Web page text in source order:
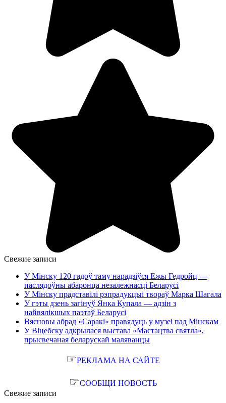
Свежие записи
У Мінску 120 гадоў таму нарадзіўся Ежы Гедройц —
паслядоўны абаронца незалежнасці Беларусі
У Мінску прадставілі рэпрадукцыі твораў Марка Шагала
У гэты дзень загінуў Янка Купала — адзін з
найвялікшых паэтаў Беларусі
Вясновы абрад «Саракі» правядуць у музеі пад Мінскам
У Віцебску адкрылася выстава «Мастацтва святла»,
прысвечаная беларускай маляванцы
☞РЕКЛАМА НА САЙТЕ
☞СООБЩИ НОВОСТЬ
Свежие записи